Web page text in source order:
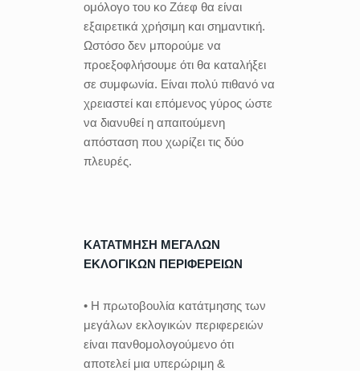
ομόλογο του κο Ζάεφ θα είναι
εξαιρετικά χρήσιμη και σημαντική.
Ωστόσο δεν μπορούμε να
προεξοφλήσουμε ότι θα καταλήξει
σε συμφωνία. Είναι πολύ πιθανό να
χρειαστεί και επόμενος γύρος ώστε
να διανυθεί η απαιτούμενη
απόσταση που χωρίζει τις δύο
πλευρές.
ΚΑΤΑΤΜΗΣΗ ΜΕΓΑΛΩΝ
ΕΚΛΟΓΙΚΩΝ ΠΕΡΙΦΕΡΕΙΩΝ
• Η πρωτοβουλία κατάτμησης των
μεγάλων εκλογικών περιφερειών
είναι πανθομολογούμενο ότι
αποτελεί μια υπερώριμη &